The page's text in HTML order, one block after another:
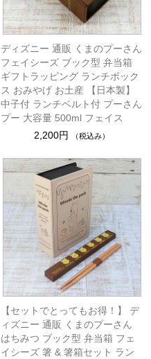
ディズニー 通販 くまのプーさん
フェイシーズ ブック型 弁当箱
ギフトラッピング ランチボック
ス おみやげ お土産 【日本製】
中子付 ランチベルト付 プーさん
プー 大容量 500ml フェイス
2,200円
（税込み）
【セットでとってもお得！】 デ
ィズニー 通販 くまのプーさん
はちみつ ブック型 弁当箱 フェ
イシーズ 箸 & 箸箱セット ラン